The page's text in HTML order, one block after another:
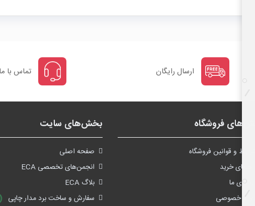
ارسال رایگان تماس با ما
فروشگاه
شرايط و قوانین فروشگاه
راهنمای خرید
درباره‌ی ما
حریم خصوصی
بخش‌های سایت
صفحه اصلی
انجمن‌های تخصصی ECA
بلاگ ECA
سفارش و ساخت برد مدار چاپی